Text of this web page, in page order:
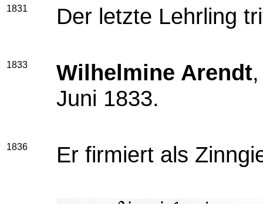
1831 Der letzte Lehrling
1833 Wilhelmine Arendt
Juni 1833.
1836 Er firmiert als